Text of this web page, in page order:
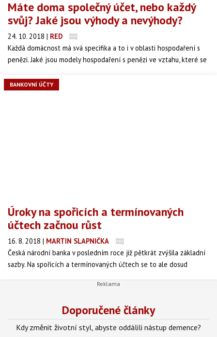
Máte doma společný účet, nebo každý
svůj? Jaké jsou výhody a nevýhody?
24. 10. 2018 | RED
Každá domácnost má svá specifika a to i v oblasti hospodaření s
penězi. Jaké jsou modely hospodaření s penězi ve vztahu, které se
nevýhody jednotlivé modely hospodaření?
BANKOVNÍ ÚČTY
Úroky na spořicích a termínovaných
účtech začnou růst
16. 8. 2018 | MARTIN SLAPNIČKA
Česká národní banka v posledním roce již pětkrát zvýšila základní
sazby. Na spořicích a termínovaných účtech se to ale dosud
Doporučené články
Kdy změnit životní styl, abyste oddálili nástup demence?